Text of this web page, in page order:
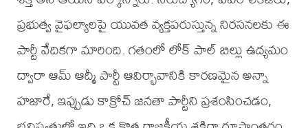
ప్రభుత్వ వైఫల్యాలపై యువత వ్యక్తపరుస్తున్న నిరసనలకు ఈ
పార్టీ వేదికగా మారింది. గతంలో లోక్ పాల్ బిల్లు ఉద్యమం
ద్వారా ఆమ్ ఆద్మీ పార్టీ ఆవిర్భావానికి కారణమైన అన్నా
హజారే, ఇప్పుడు కాక్రోచ్ జనతా పార్టీని ప్రశంసించడం,